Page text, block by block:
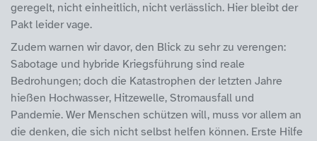
geregelt, nicht einheitlich, nicht verlässlich. Hier bleibt der
Pakt leider vage.
Zudem warnen wir davor, den Blick zu sehr zu verengen:
Sabotage und hybride Kriegsführung sind reale
Bedrohungen; doch die Katastrophen der letzten Jahre
hießen Hochwasser, Hitzewelle, Stromausfall und
Pandemie. Wer Menschen schützen will, muss vor allem an
die denken, die sich nicht selbst helfen können. Erste Hilfe